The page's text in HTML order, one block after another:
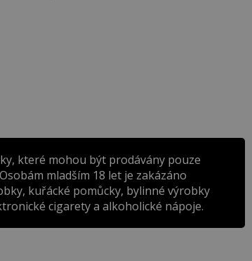
které mohou být prodávány pouze
mladším 18 let je zakázáno
kuřácké pomůcky, bylinné výrobky
cigarety a alkoholické nápoje.